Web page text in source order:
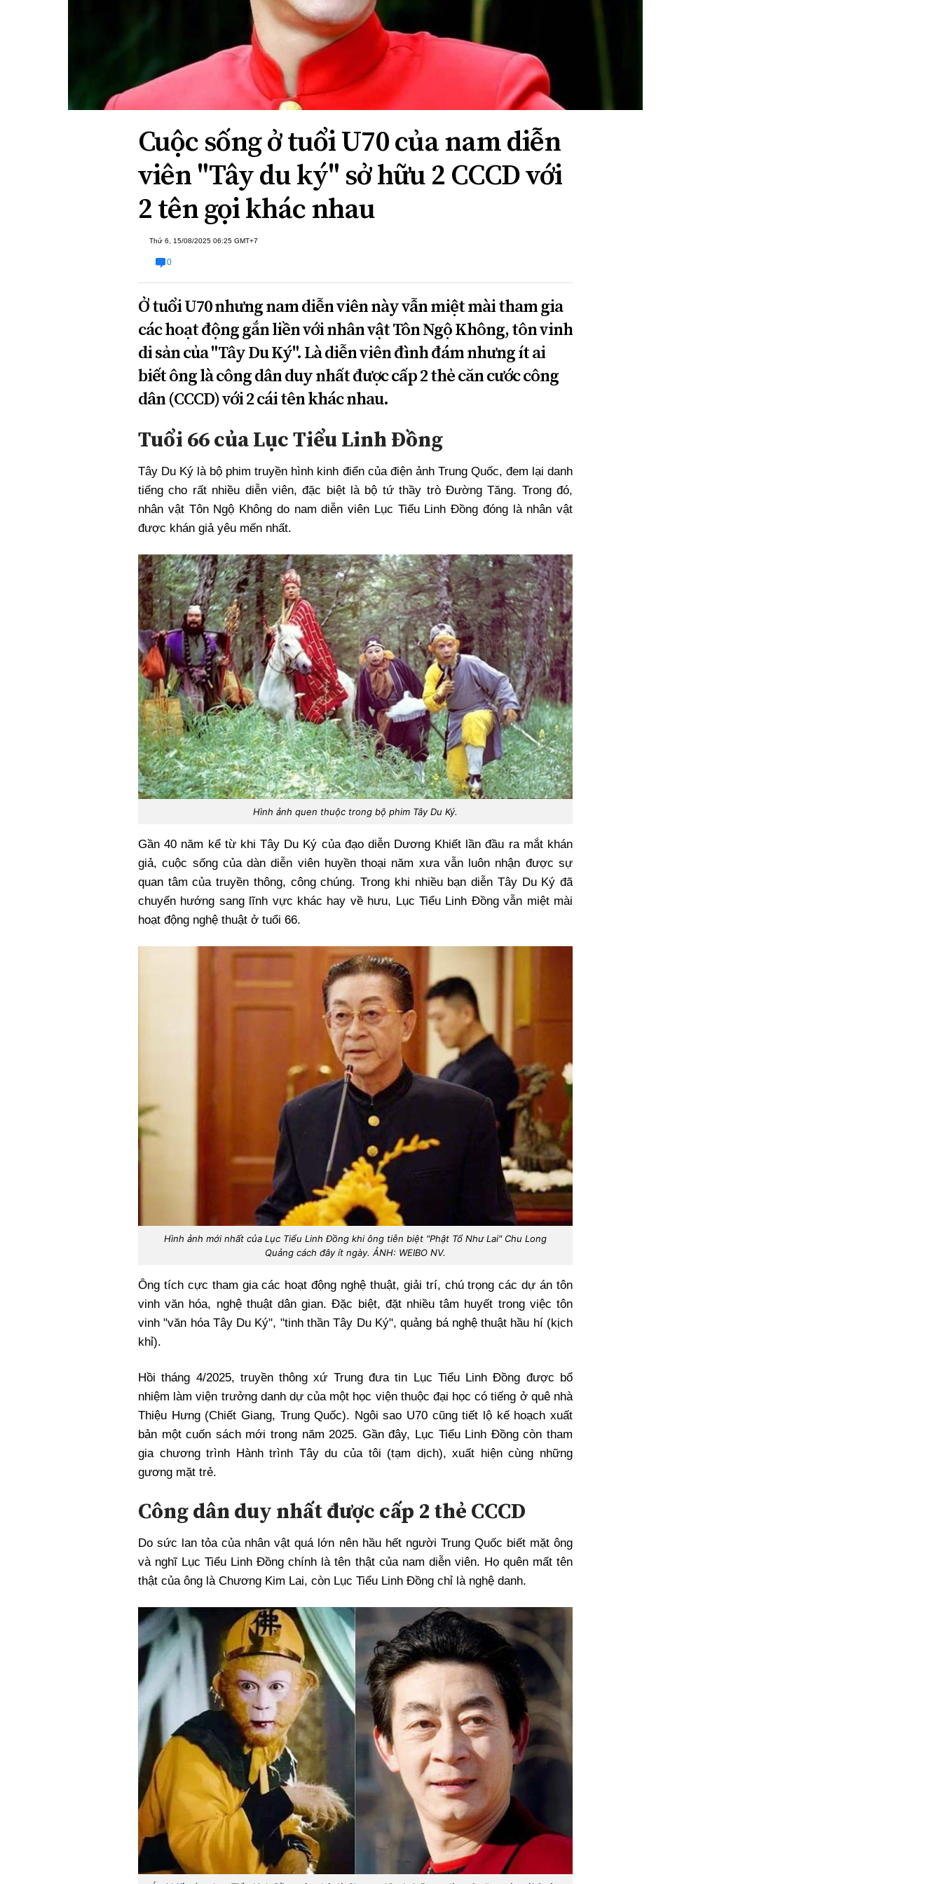
Cuộc sống ở tuổi U70 của nam diễn
viên "Tây du ký" sở hữu 2 CCCD với
2 tên gọi khác nhau
Thứ 6, 15/08/2025 06:25 GMT+7
0
Ở tuổi U70 nhưng nam diễn viên này vẫn miệt mài tham gia
các hoạt động gắn liền với nhân vật Tôn Ngộ Không, tôn vinh
di sản của "Tây Du Ký". Là diễn viên đình đám nhưng ít ai
biết ông là công dân duy nhất được cấp 2 thẻ căn cước công
dân (CCCD) với 2 cái tên khác nhau.
Tuổi 66 của Lục Tiểu Linh Đồng
Tây Du Ký là bộ phim truyền hình kinh điển của điện ảnh Trung Quốc, đem lại danh
tiếng cho rất nhiều diễn viên, đặc biệt là bộ tứ thầy trò Đường Tăng. Trong đó,
nhân vật Tôn Ngộ Không do nam diễn viên Lục Tiểu Linh Đồng đóng là nhân vật
được khán giả yêu mến nhất.
Hình ảnh quen thuộc trong bộ phim Tây Du Ký.
Gần 40 năm kể từ khi Tây Du Ký của đạo diễn Dương Khiết lần đầu ra mắt khán
giả, cuộc sống của dàn diễn viên huyền thoại năm xưa vẫn luôn nhận được sự
quan tâm của truyền thông, công chúng. Trong khi nhiều bạn diễn Tây Du Ký đã
chuyển hướng sang lĩnh vực khác hay về hưu, Lục Tiểu Linh Đồng vẫn miệt mài
hoạt động nghệ thuật ở tuổi 66.
Hình ảnh mới nhất của Lục Tiểu Linh Đồng khi ông tiễn biệt "Phật Tổ Như Lai" Chu Long
Quảng cách đây ít ngày. ẢNH: WEIBO NV.
Ông tích cực tham gia các hoạt động nghệ thuật, giải trí, chú trọng các dự án tôn
vinh văn hóa, nghệ thuật dân gian. Đặc biệt, đặt nhiều tâm huyết trong việc tôn
vinh "văn hóa Tây Du Ký", "tinh thần Tây Du Ký", quảng bá nghệ thuật hầu hí (kịch
khỉ).
Hồi tháng 4/2025, truyền thông xứ Trung đưa tin Lục Tiểu Linh Đồng được bổ
nhiệm làm viện trưởng danh dự của một học viện thuộc đại học có tiếng ở quê nhà
Thiệu Hưng (Chiết Giang, Trung Quốc). Ngôi sao U70 cũng tiết lộ kế hoạch xuất
bản một cuốn sách mới trong năm 2025. Gần đây, Lục Tiểu Linh Đồng còn tham
gia chương trình Hành trình Tây du của tôi (tạm dịch), xuất hiện cùng những
gương mặt trẻ.
Công dân duy nhất được cấp 2 thẻ CCCD
Do sức lan tỏa của nhân vật quá lớn nên hầu hết người Trung Quốc biết mặt ông
và nghĩ Lục Tiểu Linh Đồng chính là tên thật của nam diễn viên. Họ quên mất tên
thật của ông là Chương Kim Lai, còn Lục Tiểu Linh Đồng chỉ là nghệ danh.